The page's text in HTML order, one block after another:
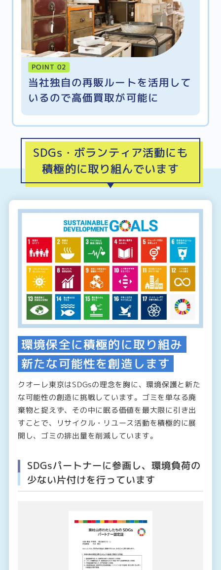
POINT 02
当社独自の再販ルートを活用して
いるので高価買取が可能に
SDGs・ボランティア活動にも
積極的に取り組んでいます
環境保全に積極的に取り組み
新たな可能性を創造します
クオーレ東京はSDGsの理念を胸に、環境保護と新た
な可能性の創造に挑戦しています。ゴミを単なる廃
棄物と捉えず、その中に眠る価値を最大限に引き出
すことで、リサイクル・リユース活動を積極的に展
開し、ゴミの排出量を削減しています。
SDGsパートナーに参画し、環境負荷の
少ない片付けを行っています